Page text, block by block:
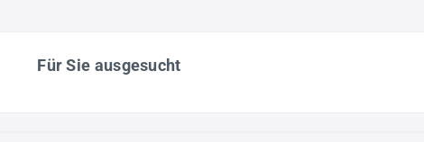
Für Sie ausgesucht